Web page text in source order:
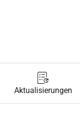
Aktualisierungen